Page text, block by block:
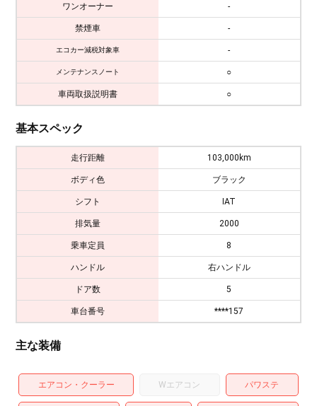
ワンオーナー -
禁煙車 -
エコカー減税対象車 -
メンテナンスノート ○
車両取扱説明書 ○
基本スペック
走行距離 103,000km
ボディ色 ブラック
シフト IAT
排気量 2000
乗車定員 8
ハンドル 右ハンドル
ドア数 5
車台番号 ****157
主な装備
エアコン・クーラー Wエアコン パワステ